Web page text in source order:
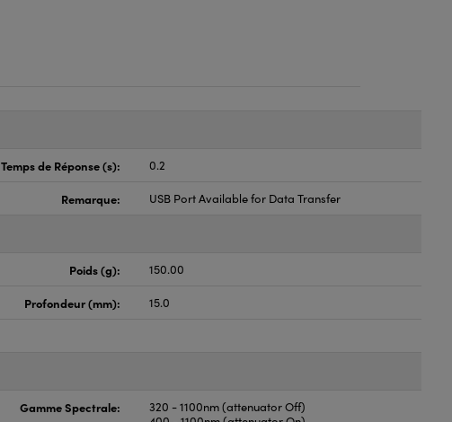
Temps de Réponse (s): 0.2
Remarque: USB Port Available for Data Transfer
Poids (g): 150.00
Profondeur (mm): 15.0
Gamme Spectrale:
320 - 1100nm (attenuator Off)